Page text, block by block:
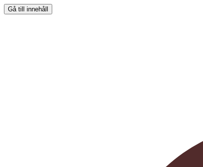
Gå till innehåll